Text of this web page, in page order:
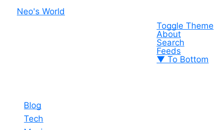
Neo's World
Toggle Theme
About
Search
Feeds
▼ To Bottom
Blog
Tech